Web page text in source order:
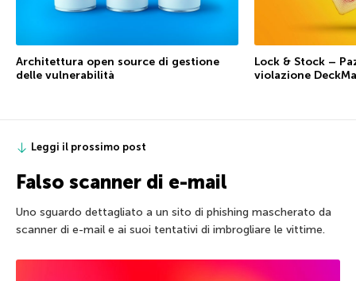
Architettura open source di gestione
delle vulnerabilità
Lock & Stock –
violazione
Leggi il prossimo post
Falso scanner di e-mail
Uno sguardo dettagliato a un sito di phishing mascherato da
scanner di e-mail e ai suoi tentativi di imbrogliare le vittime.